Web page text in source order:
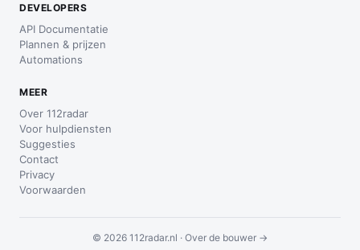
DEVELOPERS
API Documentatie
Plannen & prijzen
Automations
MEER
Over 112radar
Voor hulpdiensten
Suggesties
Contact
Privacy
Voorwaarden
© 2026 112radar.nl · Over de bouwer →